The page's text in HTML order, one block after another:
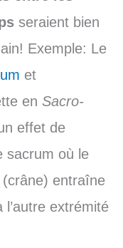
seraient bien
Exemple: Le
et
en Sacro-
effet de
sacrum où le
(crâne) entraîne
extrémité